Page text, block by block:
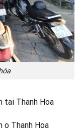
tai Thanh Hoa
o Thanh Hoa